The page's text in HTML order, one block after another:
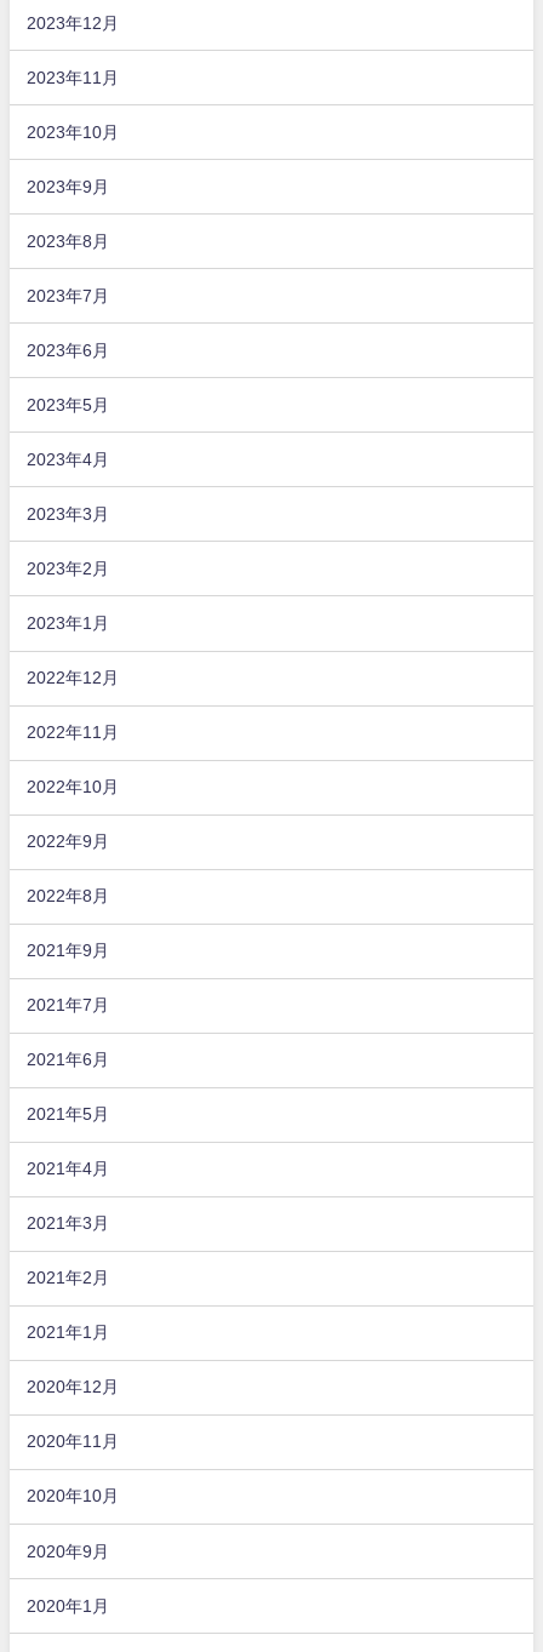
2023年12月
2023年11月
2023年10月
2023年9月
2023年8月
2023年7月
2023年6月
2023年5月
2023年4月
2023年3月
2023年2月
2023年1月
2022年12月
2022年11月
2022年10月
2022年9月
2022年8月
2021年9月
2021年7月
2021年6月
2021年5月
2021年4月
2021年3月
2021年2月
2021年1月
2020年12月
2020年11月
2020年10月
2020年9月
2020年1月